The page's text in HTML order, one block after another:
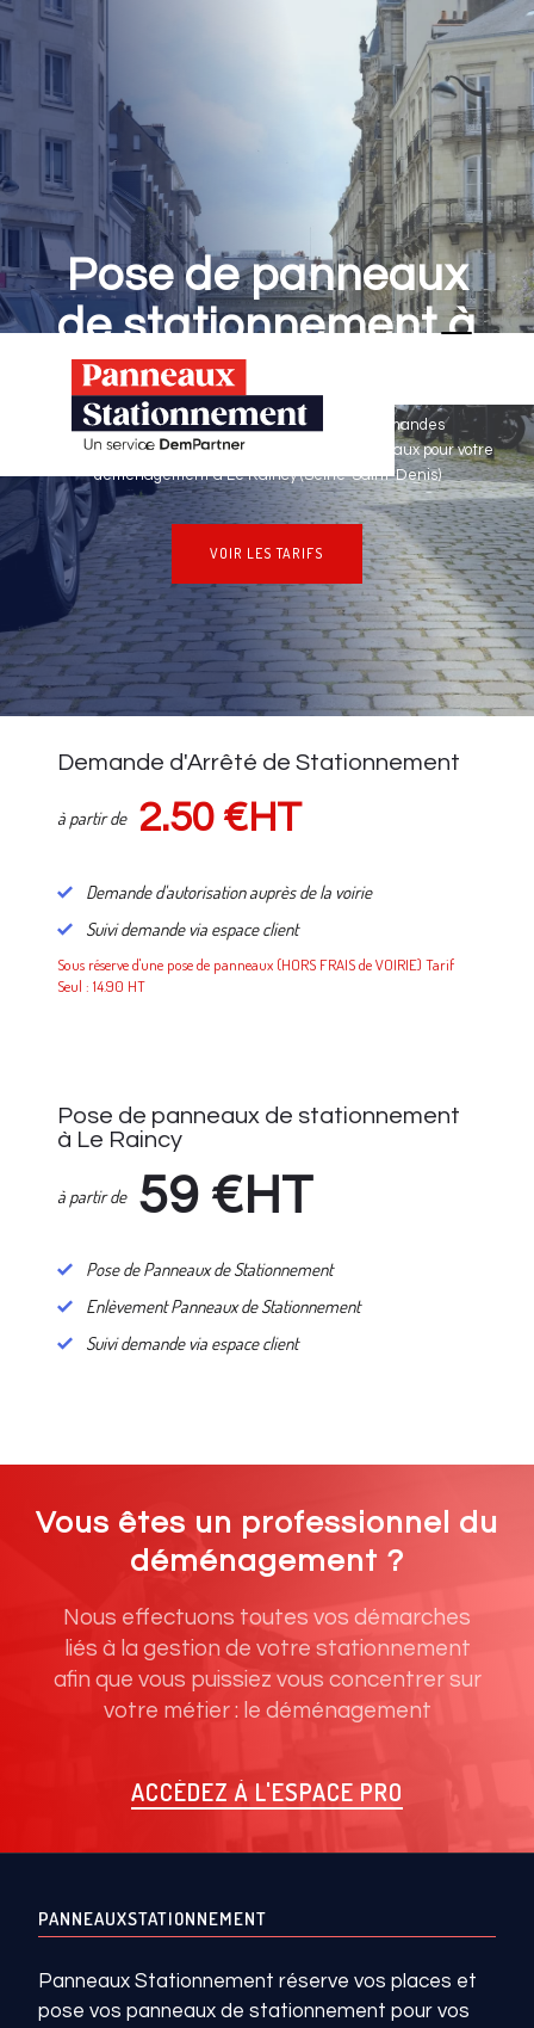
Pose de panneaux
de stationnement à
Le Raincy
Panneaux Stationnement effectue vos demandes
d'autorisations de stationnement & pose de panneaux pour votre
déménagement à Le Raincy (Seine-Saint-Denis)
VOIR LES TARIFS
NOS TARIFS
Demande d'Arrêté de Stationnement
à partir de 2.50 €HT
Demande d'autorisation auprès de la voirie
Suivi demande via espace client
Sous réserve d'une pose de panneaux (HORS FRAIS de VOIRIE) Tarif
Seul : 14.90 HT
Pose de panneaux de stationnement
à Le Raincy
à partir de 59 €HT
Pose de Panneaux de Stationnement
Enlèvement Panneaux de Stationnement
Suivi demande via espace client
Vous êtes un professionnel du
déménagement ?
Nous effectuons toutes vos démarches
liés à la gestion de votre stationnement
afin que vous puissiez vous concentrer sur
votre métier : le déménagement
ACCÉDEZ À L'ESPACE PRO
PANNEAUXSTATIONNEMENT
Panneaux Stationnement réserve vos places et
pose vos panneaux de stationnement pour vos